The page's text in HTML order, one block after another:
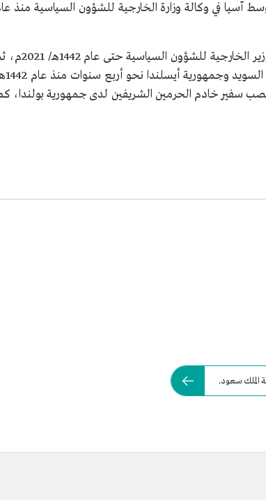
آسيا في وكالة وزارة الخارجية للشؤون السياسية منذ
وفي عام 1441هـ/ 2020م عُينت الشهوان مستشارًا لنائب وزير الخارجية للشؤون
لدى مملكة السويد
وفي عام 1447هـ/2025م تولت منصب سفير خادم الحرمين الشريفين لدى جمهورية بولندا،
الملك سعود.